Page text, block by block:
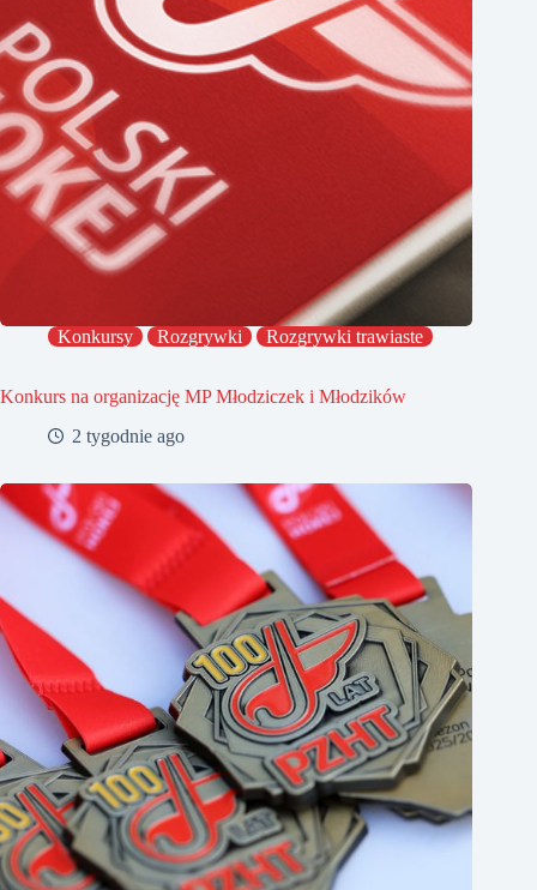
Konkursy Rozgrywki Rozgrywki trawiaste
Konkurs na organizację MP Młodziczek i Młodzików
2 tygodnie ago